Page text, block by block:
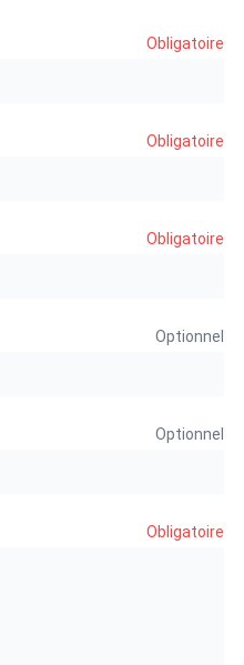
Obligatoire
Obligatoire
Obligatoire
Optionnel
Optionnel
Obligatoire